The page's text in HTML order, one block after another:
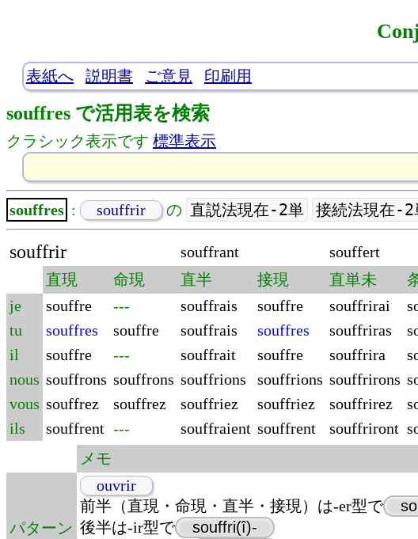
表紙へ 説明書 ご意見 印刷用
souffres で活用表を検索
クラシック表示です 標準表示
souffres : souffrir の 直説法現在-2単 接続法現在-2
souffrir souffrant
souffert
直現
命現 直半 接現 直単未
je
souffre --- souffrais souffre souffrirai
tu
souffres souffre souffrais souffres souffriras
il
souffre --- souffrait souffre souffrira
nous souffrons souffrons souffrions souffrions souffrirons
vous souffrez souffrez souffriez souffriez souffrirez
ils
souffrent --- souffraient souffrent souffriront
メモ
パターン
ouvrir
前半（直現・命現・直半・接現）は-er型で
後半は-ir型で
souffri(î)-